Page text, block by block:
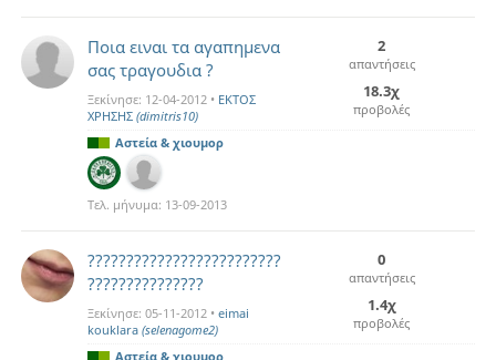
Ποια ειναι τα αγαπημενα
σας τραγουδια ?
Ξεκίνησε: 12-04-2012 • ΕΚΤΟΣ
ΧΡΗΣΗΣ (dimitris10)
2
απαντήσεις
18.3χ
προβολές
Αστεία & χιουμορ
Τελ. μήνυμα: 13-09-2013
?????????????????????????
???????????????
Ξεκίνησε: 05-11-2012 • eimai
kouklara (selenagome2)
0
απαντήσεις
1.4χ
προβολές
Αστεία & χιουμορ